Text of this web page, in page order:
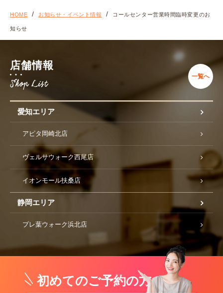
HOME お知らせ・イベント情報 コールセンター営業時間臨時変更のお
知らせ
店舗情報
一覧へ
愛知エリア
アピタ岡崎北店
ヴェルサウォーク西尾店
イオンモール扶桑店
静岡エリア
プレ葉ウォーク浜北店
初めてのご予約の方